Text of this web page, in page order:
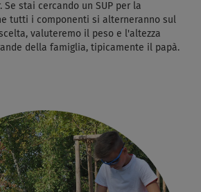
Se stai cercando un SUP per la
tutti i componenti si alterneranno sul
valuteremo il peso e l'altezza
della famiglia, tipicamente il papà.